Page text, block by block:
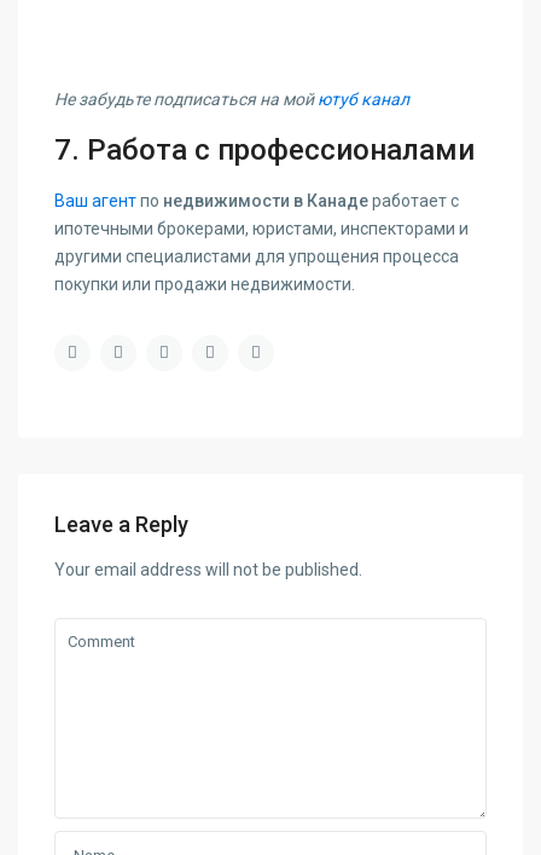
Не забудьте подписаться на мойютуб канал
7. Работа с профессионалами
Ваш агентпо недвижимости в Канадеработает с
ипотечными брокерами, юристами, инспекторами и
другими специалистами для упрощения процесса
покупки или продажи недвижимости.
Leave a Reply
Your email address will not be published.